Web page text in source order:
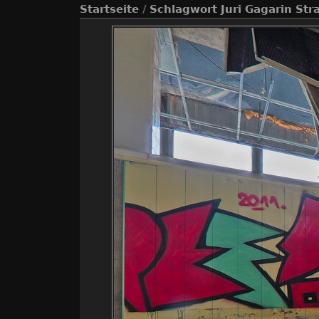
Startseite / Schlagwort Juri Gagarin